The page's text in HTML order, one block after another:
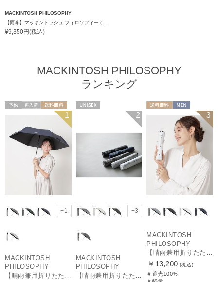
MACKINTOSH PHILOSOPHY
¥9,350円(税込)
MACKINTOSH PHILOSOPHY
ランキング
送料無料 1
+1
MACKINTOSH
PHILOSOPHY
2
+3
MACKINTOSH
PHILOSOPHY
3
MACKINTOSH
PHILOSOPHY
【晴雨兼用折りたたみ日傘】マッキントッシュ フィロソフィー (MACKINTOSH PHILOSOPHY)コーギー 雨の日OK 軽量 遮光100％ 遮熱 UV
￥13,200 (税込)
＃遮光100%